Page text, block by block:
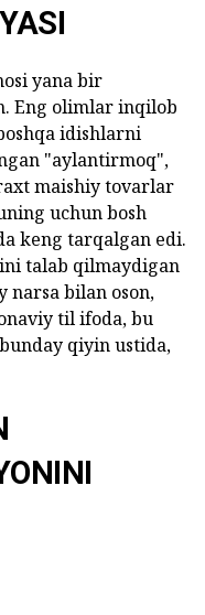
yana bir
Eng olimlar inqilob
idishlarni
"aylantirmoq",
maishiy tovarlar
uchun bosh
keng tarqalgan edi.
talab qilmaydigan
narsa bilan oson,
til ifoda, bu
qiyin ustida,